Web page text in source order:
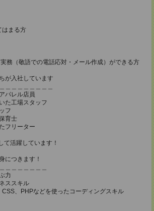
はまる方
務（敬語での電話応対・メール作成）ができる方
が入社しています
パレル店員
た工場スタッフ
フ
育士
フリーター
て活躍しています！
につきます！
力
ススキル
CSS、PHPなどを使ったコーディングスキル